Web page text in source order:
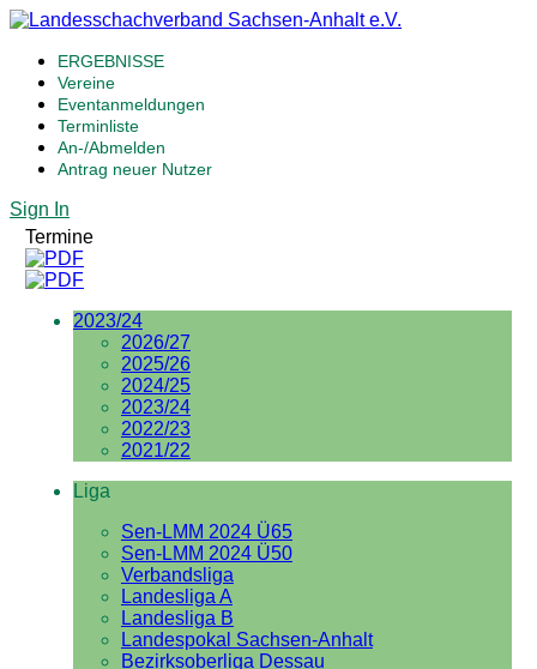
ERGEBNISSE
Vereine
Eventanmeldungen
Terminliste
An-/Abmelden
Antrag neuer Nutzer
Sign In
Termine
2023/24
2026/27
2025/26
2024/25
2023/24
2022/23
2021/22
Liga
Sen-LMM 2024 Ü65
Sen-LMM 2024 Ü50
Verbandsliga
Landesliga A
Landesliga B
Landespokal Sachsen-Anhalt
Bezirksoberliga Dessau